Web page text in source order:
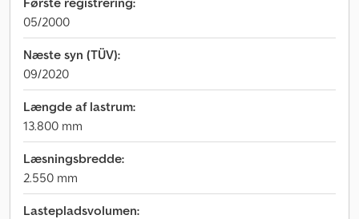
05/2000
Næste syn (TÜV):
09/2020
Længde af lastrum:
13.800 mm
Læsningsbredde:
2.550 mm
Lastepladsvolumen: